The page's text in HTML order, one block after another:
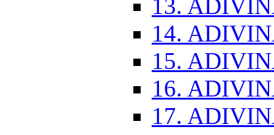
13.
14.
15.
16.
17.